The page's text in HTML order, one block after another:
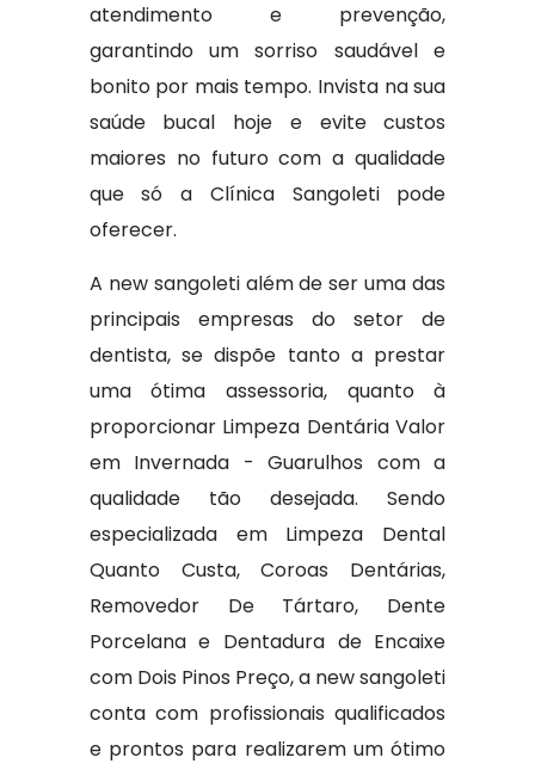
atendimento e prevenção,
garantindo um sorriso saudável e
bonito por mais tempo. Invista na sua
saúde bucal hoje e evite custos
maiores no futuro com a qualidade
que só a Clínica Sangoleti pode
oferecer.
A new sangoleti além de ser uma das
principais empresas do setor de
dentista, se dispõe tanto a prestar
uma ótima assessoria, quanto à
proporcionar Limpeza Dentária Valor
em Invernada - Guarulhos com a
qualidade tão desejada. Sendo
especializada em Limpeza Dental
Quanto Custa, Coroas Dentárias,
Removedor De Tártaro, Dente
Porcelana e Dentadura de Encaixe
com Dois Pinos Preço, a new sangoleti
conta com profissionais qualificados
e prontos para realizarem um ótimo